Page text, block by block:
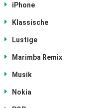
iPhone
Klassische
Lustige
Marimba Remix
Musik
Nokia